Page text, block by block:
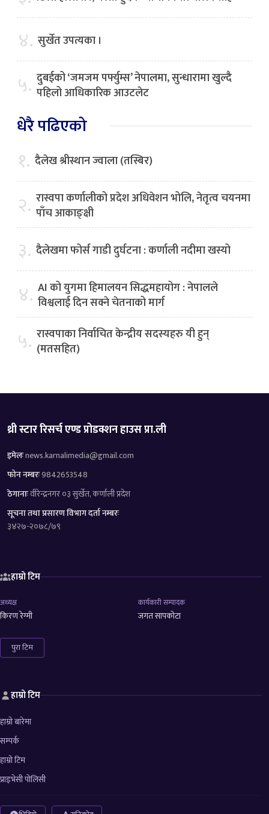
४. सुर्खेत उपत्यका ।
५. दुबईको ‘जमजम पर्फ्युम्स’ नेपालमा, सुन्धारामा खुल्दै
पहिलो आधिकारिक आउटलेट
धेरै पढिएको
१. दैलेख श्रीस्थान ज्वाला (तस्बिर)
२. रास्वपा कर्णालीको प्रदेश अधिवेशन भोलि, नेतृत्व चयनमा
पाँच आकाङ्क्षी
३. दैलेखमा फोर्स गाडी दुर्घटना : कर्णाली नदीमा खस्यो
४. AI को युगमा हिमालयन सिद्धमहायोग : नेपालले
विश्वलाई दिन सक्ने चेतनाको मार्ग
५. रास्वपाका निर्वाचित केन्द्रीय सदस्यहरु यी हुन्
(मतसहित)
थ्री स्टार रिसर्च एण्ड प्रोडक्शन हाउस प्रा.ली
इमेलःnews.karnalimedia@gmail.com
फोन नम्बरः9842653548
ठेगानाःवीरेन्द्रनगर ०३ सुर्खेत, कर्णाली प्रदेश
सूचना तथा प्रसारण विभाग दर्ता नम्बरः
३४२७-२०७८/७९
हाम्रो टिम
अध्यक्ष
किरण रेग्मी
कार्यकारी सम्पादक
जगत सापकोटा
पुरा टिम
हाम्रो टिम
हाम्रो बारेमा
सम्पर्क
हाम्रो टिम
प्राइभेसी पोलिसी